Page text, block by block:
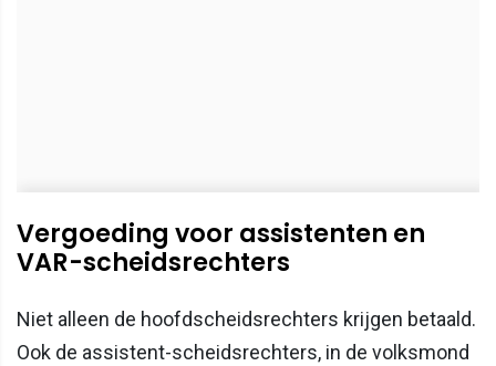
Vergoeding voor assistenten en
VAR-scheidsrechters
Niet alleen de hoofdscheidsrechters krijgen betaald.
Ook de assistent-scheidsrechters, in de volksmond